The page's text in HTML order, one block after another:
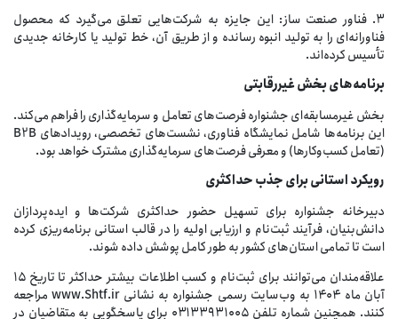
۳. فناور صنعت ساز: این جایزه به شرکت‌هایی تعلق می‌گیرد که محصول
فناورانه‌ای را به تولید انبوه رسانده و از طریق آن، خط تولید یا کارخانه جدیدی
تأسیس کرده‌اند.
برنامه‌هایبخشغیررقابتی
بخش غیرمسابقه‌ای جشنواره فرصت‌های تعامل و سرمایه‌گذاری را فراهم می‌کند.
این برنامه‌ها شامل نمایشگاه فناوری، نشست‌های تخصصی، رویدادهای B2B
(تعامل کسب‌وکارها) و معرفی فرصت‌های سرمایه‌گذاری مشترک خواهد بود.
رویکرداستانیبرایجذبحداکثری
دبیرخانه جشنواره برای تسهیل حضور حداکثری شرکت‌ها و ایده‌پردازان
دانش‌بنیان، فرآیند ثبت‌نام و ارزیابی اولیه را در قالب استانی برنامه‌ریزی کرده
است تا تمامی استان‌های کشور به طور کامل پوشش داده شوند.
علاقه‌مندان می‌توانند برای ثبت‌نام و کسب اطلاعات بیشتر حداکثر تا تاریخ ۱۵
آبان ماه ۱۴۰۴ به وب‌سایت رسمی جشنواره به نشانی www.Shtf.ir مراجعه
کنند. همچنین شماره تلفن ۰۳۱۳۳۹۳۱۰۰۵ برای پاسخگویی به متقاضیان در